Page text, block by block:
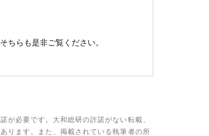
ちらも是非ご覧ください。
が必要です。大和総研の許諾がない転載、
ります。また、掲載されている執筆者の所